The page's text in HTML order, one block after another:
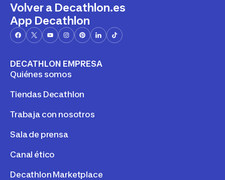
Volver a Decathlon.es
App Decathlon
DECATHLON EMPRESA
Quiénes somos
Tiendas Decathlon
Trabaja con nosotros
Sala de prensa
Canal ético
Decathlon Marketplace